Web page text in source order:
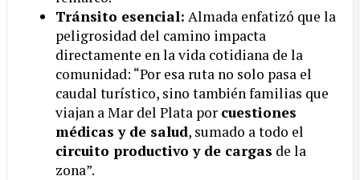
Tránsito esencial: Almada enfatizó que la
peligrosidad del camino impacta
directamente en la vida cotidiana de la
comunidad: “Por esa ruta no solo pasa el
caudal turístico, sino también familias que
viajan a Mar del Plata por cuestiones
médicas y de salud, sumado a todo el
circuito productivo y de cargas de la
zona”.